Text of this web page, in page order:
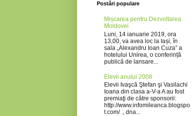
Postări populare
Mișcarea pentru Dezvoltarea
Moldovei
Luni, 14 ianuarie 2019, ora
13,00, va avea loc la Iași, în
sala „Alexandru Ioan Cuza” a
hotelului Unirea, o conferință
publică de lansare...
Elevii anului 2008
Elevii Ivaşcă Ştefan şi Vasilachi
Ioana din clasa a-V-a A au fost
premiaţi de către sponsorii:
http://www.infomileanca.blogspo
t.com/ ., dna...